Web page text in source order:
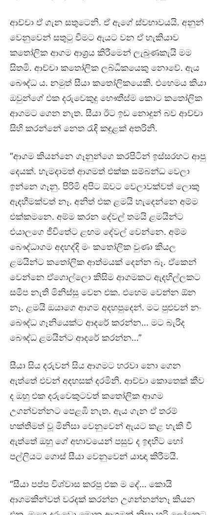
ආච්චා ඒ ගැන සතුටෙනි. ඒ ඇගේ ස්වභාවයයි. අනුන්
වෙනුවෙන් සතුටු වීමට ඇයට වන ඒ හැකියාව
කතෝලික ආගම ආශ්‍රය කිරීමෙන් ලැබුණකැයි මම
සිතමි. ආච්චා කතෝලික ලබ්ධිකයෙකු නොවේ. ඇය
බෞද්ධ ය. නමුත් සීයා කතෝලිකයෙකි. එහෙමය කියා
ඔවුන්ගේ එක දරුවෙකුදු භෞතීස්ම කොට කතෝලික
ආගමට ගෙන නැත. සීයා ඊට ඉඩ නොදුන් බව ආච්චා
සිහි කරන්නේ නෙත රැඳි කඳුළක් අතරිනි.
“ආගම කියන්නෙ ගෑනුන්ගෙ කරපිටින් ඉස්සරහට ආපු
දෙයක්. හැමදාමත් ආගමත් එක්ක සම්බන්ධ වෙලා
ඉන්නෙ ගෑනු. පිරිමි අපිට ඕවට වෙලාවක්වත් ලොකු
ඇදහීමක්වත් නෑ. අනිත් එක ළමයි හැදෙන්නෙ අම්ම
එක්කමනෙ. අම්ම කරන දේවල් තමයි ළමයින්ට
එයාලගෙ ජීවිතේට ළඟම දේවල් වෙන්නෙ. අම්ම
බෞද්ධාගම අදහද්දි මං කතෝලික වුණා කියල
ළමයින්ට කතෝලික ආත්මයක් දෙන්න බෑ. ඒකෙන්
වෙන්නෙ ඒගොල්ලො කිසිම ආගමකට ඇදහිල්ලකට
සමීප නැති මිනිස්සු වෙන එක. එහෙම වෙන්න ඕන
නෑ. ළමයි ඔයාගෙ ආගම අදහපුදෙන්. මට පුළුවන් නං
බෞද්ධ ගෑනියෙක්ට ආදරේ කරන්න… මට බැරිද
බෞද්ධ ළමයින්ට ආදරේ කරන්න…”
සීයා සිය දරුවන් සිය ආගමට හරවා නො ගෙන
ඇත්තේ එවන් අදහසක් දරමිනි. ආච්චා කොතෙක් කීව
ද ඔහු එක දරුවෙකුටවත් කතෝලික ආගම
උගන්වන්නට පෙළඹී නැත. ඇය ගැන ඒ තරම්
භක්තිමත් වූ මිනිසා වෙනුවෙන් ඇයට කළ හැකි වී
ඇත්තේ ඔහු ගේ අභාවයෙන් පසුව ද ඉඳහිට හෝ
පල්ලියට ගොස් සීයා වෙනුවෙන් යාඥා කිරීමයි.
“සීයා පප්ප විශ්වාස කරපු එක ම දේ… කොයි
ආගමකින්වත් වරදක් කරන්න උගන්නන්නෑ කියන